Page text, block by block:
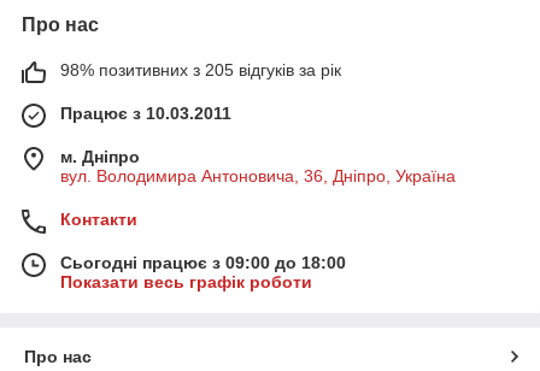
Про нас
98% позитивних з 205 відгуків за рік
Працює з 10.03.2011
м. Дніпро
вул. Володимира Антоновича, 36, Дніпро, Україна
Контакти
Сьогодні працює з 09:00 до 18:00
Показати весь графік роботи
Про нас